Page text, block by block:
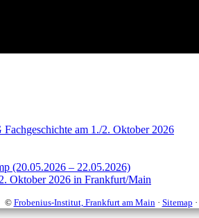
am 1./2. Oktober 2026
(20.05.2026 – 22.05.2026)
Oktober 2026 in Frankfurt/Main
© Frobenius-Institut, Frankfurt am Main · Sitemap ·